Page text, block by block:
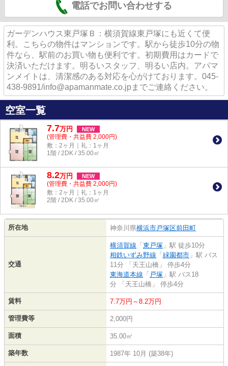
電話でお問い合わせする
ガーデンハウス東戸塚Ｂ：横須賀線東戸塚にも近くて便
利。こちらの物件はマンションです。駅から徒歩10分の物
件なら、駅前のお買い物も便利です。初期費用はカードで
決済いただけます。明るいスタッフ、明るい店内。アパマ
ンメイトは、清潔感のある対応を心がけております。045-
438-9891/info@apamanmate.co.jpまでご連絡ください。
空室一覧
7.7万円 NEW
(管理費・共益費 2,000円)
敷：2ヶ月｜礼：1ヶ月
1階 / 2DK / 35.00㎡
8.2万円 NEW
(管理費・共益費 2,000円)
敷：2ヶ月｜礼：1ヶ月
2階 / 2DK / 35.00㎡
所在地 神奈川県横浜市戸塚区前田町
交通
横須賀線 「 東戸塚 」駅 徒歩10分
相鉄いずみ野線 「 緑園都市 」駅 バス
11分 「天王山橋」 停歩4分
東海道本線 「 戸塚 」駅 バス18
分 「天王山橋」 停歩4分
賃料 7.7万円～8.2万円
管理費等 2,000円
面積 35.00㎡
築年数 1987年 10月 (築38年)